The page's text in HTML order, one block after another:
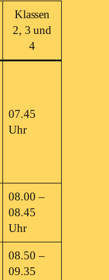
Klassen
2, 3 und
4
07.45
Uhr
08.00 –
08.45
Uhr
08.50 –
09.35